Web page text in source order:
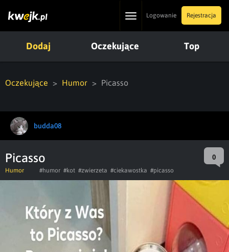
ToggleLogowanie Rejestracja
Dodaj Oczekujące Top
Oczekujące Humor Picasso
budda08
Picasso 0
Humor #humor #kot #zwierzeta #ciekawostka #picasso